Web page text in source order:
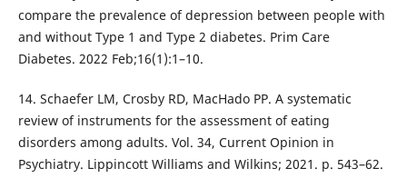
compare the prevalence of depression between people with
and without Type 1 and Type 2 diabetes. Prim Care
Diabetes. 2022 Feb;16(1):1–10.
14. Schaefer LM, Crosby RD, MacHado PP. A systematic
review of instruments for the assessment of eating
disorders among adults. Vol. 34, Current Opinion in
Psychiatry. Lippincott Williams and Wilkins; 2021. p. 543–62.